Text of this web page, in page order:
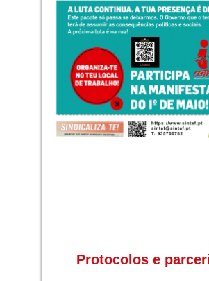
Protocolos e